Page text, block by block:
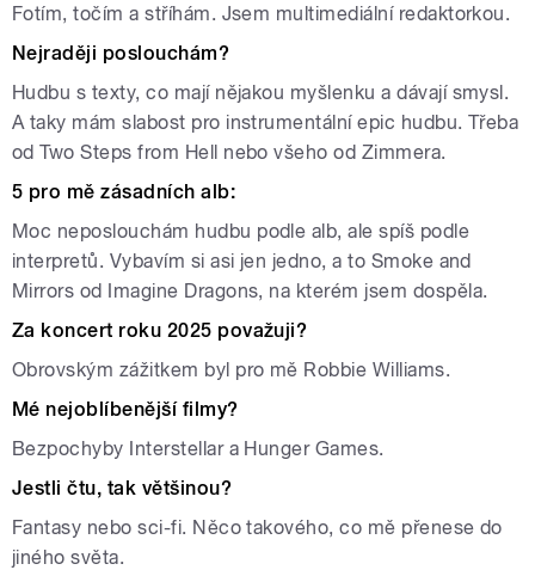
Fotím, točím a stříhám. Jsem multimediální redaktorkou.
Nejraději poslouchám?
Hudbu s texty, co mají nějakou myšlenku a dávají smysl.
A taky mám slabost pro instrumentální epic hudbu. Třeba
od Two Steps from Hell nebo všeho od Zimmera.
5 pro mě zásadních alb:
Moc neposlouchám hudbu podle alb, ale spíš podle
interpretů. Vybavím si asi jen jedno, a to Smoke and
Mirrors od Imagine Dragons, na kterém jsem dospěla.
Za koncert roku 2025 považuji?
Obrovským zážitkem byl pro mě Robbie Williams.
Mé nejoblíbenější filmy?
Bezpochyby Interstellar a Hunger Games.
Jestli čtu, tak většinou?
Fantasy nebo sci-fi. Něco takového, co mě přenese do
jiného světa.